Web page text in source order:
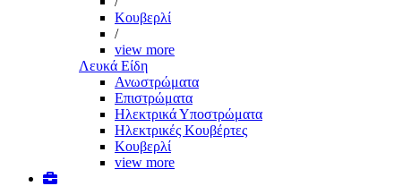
Κουβερλί
/
view more
Λευκά Είδη
Ανωστρώματα
Επιστρώματα
Ηλεκτρικά Υποστρώματα
Ηλεκτρικές Κουβέρτες
Κουβερλί
view more